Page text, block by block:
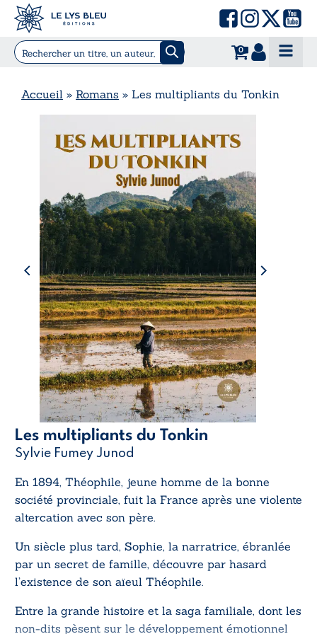
0
Accueil » Romans » Les multipliants du Tonkin
Les multipliants du Tonkin
Sylvie Fumey Junod
En 1894, Théophile, jeune homme de la bonne
société provinciale, fuit la France après une violente
altercation avec son père.
Un siècle plus tard, Sophie, la narratrice, ébranlée
par un secret de famille, découvre par hasard
l’existence de son aïeul Théophile.
Entre la grande histoire et la saga familiale, dont les
non-dits pèsent sur le développement émotionnel